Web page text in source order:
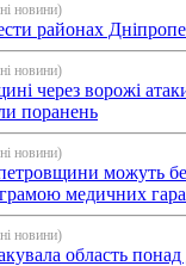
новини)
районах
новини)
через ворожі
поранень
новини)
можуть
медичних
новини)
область понад